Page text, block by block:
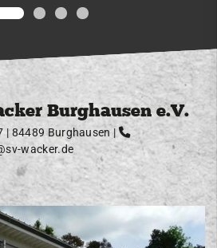
Burghausen e.V.
| 84489 Burghausen |
wacker.de